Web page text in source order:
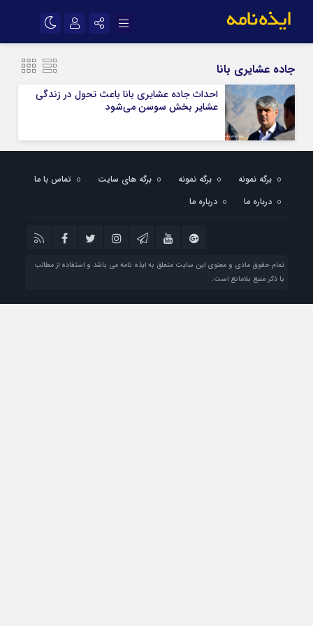
سروش
آپارات
اپلیکیشن رمز عبور
جاده عشایری بانا
احداث جاده عشایری بانا باعث تحول در زندگی
عشایر بخش سوسن می‌شود
برگه نمونه برگه نمونه برگه های سایت
تماس با ما
درباره ما
درباره ما
تمام حقوق مادی و معنوی این سایت متعلق به ایذه نامه می باشد و استفاده از مطالب
با ذکر منبع بلامانع است.